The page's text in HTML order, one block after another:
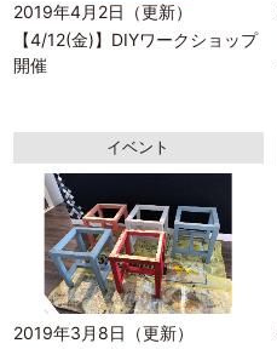
2019年4月2日（更新）
【4/12(金)】DIYワークショップ
開催
イベント
2019年3月8日（更新）